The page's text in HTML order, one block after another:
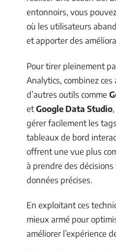
entonnoirs, vous
où les utilisateurs
et apporter des
Pour tirer pleinement
Analytics, combinez ces
d’autres outils comme
etGoogle Data Studio
gérer facilement les
tableaux de bord
offrent une vue plus
à prendre des décisions
données précises.
En exploitant ces
mieux armé pour
améliorer l’expérience